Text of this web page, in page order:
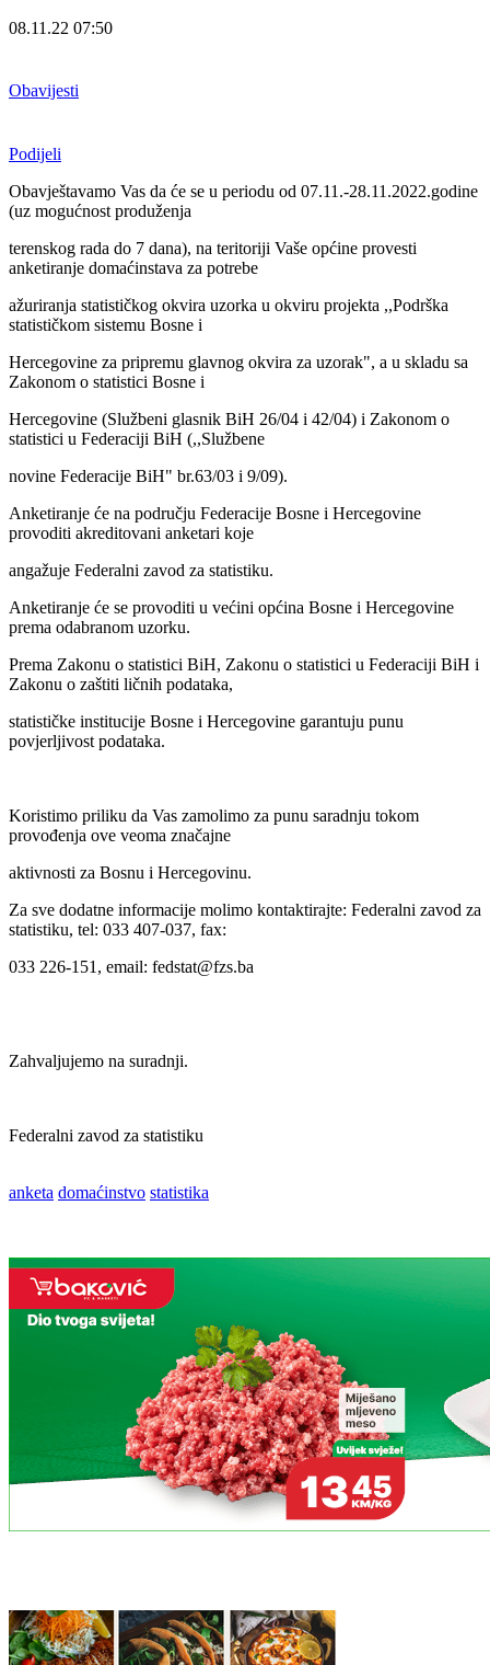
08.11.22 07:50
Obavijesti
Podijeli
Obavještavamo Vas da će se u periodu od 07.11.-28.11.2022.godine
(uz mogućnost produženja
terenskog rada do 7 dana), na teritoriji Vaše općine provesti
anketiranje domaćinstava za potrebe
ažuriranja statističkog okvira uzorka u okviru projekta ,,Podrška
statističkom sistemu Bosne i
Hercegovine za pripremu glavnog okvira za uzorak", a u skladu sa
Zakonom o statistici Bosne i
Hercegovine (Službeni glasnik BiH 26/04 i 42/04) i Zakonom o
statistici u Federaciji BiH (,,Službene
novine Federacije BiH" br.63/03 i 9/09).
Anketiranje će na području Federacije Bosne i Hercegovine
provoditi akreditovani anketari koje
angažuje Federalni zavod za statistiku.
Anketiranje će se provoditi u većini općina Bosne i Hercegovine
prema odabranom uzorku.
Prema Zakonu o statistici BiH, Zakonu o statistici u Federaciji BiH i
Zakonu o zaštiti ličnih podataka,
statističke institucije Bosne i Hercegovine garantuju punu
povjerljivost podataka.
Koristimo priliku da Vas zamolimo za punu saradnju tokom
provođenja ove veoma značajne
aktivnosti za Bosnu i Hercegovinu.
Za sve dodatne informacije molimo kontaktirajte: Federalni zavod za
statistiku, tel: 033 407-037, fax:
033 226-151, email: fedstat@fzs.ba
Zahvaljujemo na suradnji.
Federalni zavod za statistiku
anketa domaćinstvo statistika